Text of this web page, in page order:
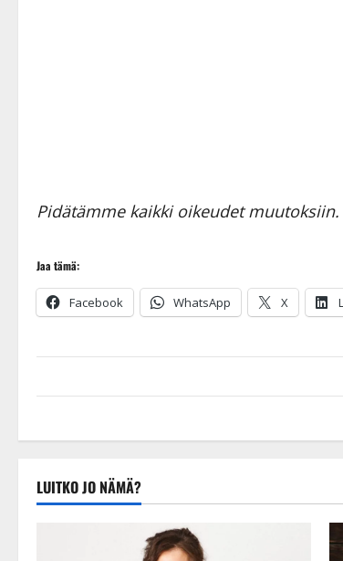
Pidätämme kaikki oikeudet muutoksiin.
Jaa tämä:
Facebook WhatsApp X
LUITKO JO NÄMÄ?